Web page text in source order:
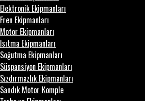
Elektronik Ekipmanları
Fren Ekipmanları
Motor Ekipmanları
Isıtma Ekipmanları
Soğutma Ekipmanları
Süspansiyon Ekipmanları
Sızdırmazlık Ekipmanları
Sandık Motor Komple